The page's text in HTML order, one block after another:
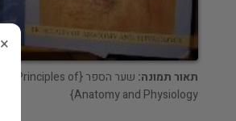
תאור תמונה:
שער הספר {Principles of
Anatomy and Physiology}
×